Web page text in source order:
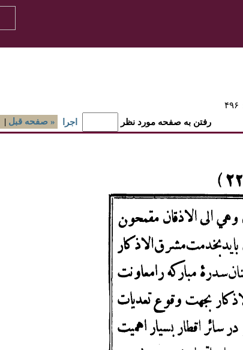
۴۹۶
| صفحه قبل » رفتن به صفحه مورد نظر
اجرا